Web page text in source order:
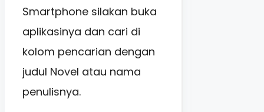
Smartphone silakan buka
aplikasinya dan cari di
kolom pencarian dengan
judul Novel atau nama
penulisnya.